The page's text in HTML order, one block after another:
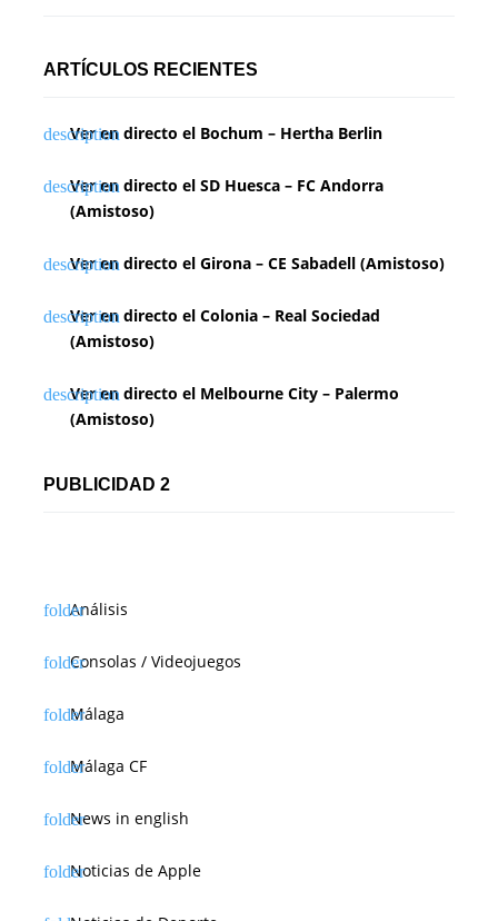
ARTÍCULOS RECIENTES
Ver en directo el Bochum – Hertha Berlin
Ver en directo el SD Huesca – FC Andorra
(Amistoso)
Ver en directo el Girona – CE Sabadell (Amistoso)
Ver en directo el Colonia – Real Sociedad
(Amistoso)
Ver en directo el Melbourne City – Palermo
(Amistoso)
PUBLICIDAD 2
Análisis
Consolas / Videojuegos
Málaga
Málaga CF
News in english
Noticias de Apple